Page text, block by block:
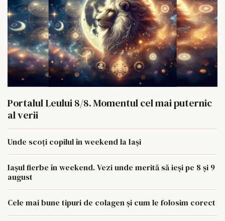
Portalul Leului 8/8. Momentul cel mai puternic
al verii
Unde scoți copilul în weekend la Iași
Iașul fierbe în weekend. Vezi unde merită să ieși pe 8 și 9
august
Cele mai bune tipuri de colagen și cum le folosim corect